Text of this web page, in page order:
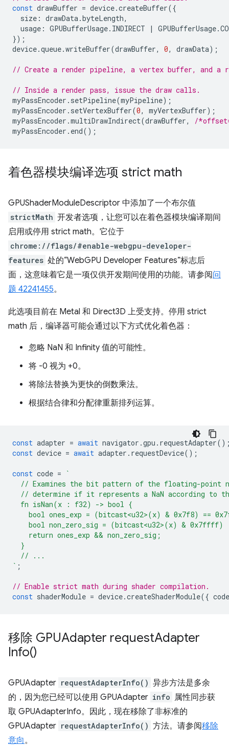
const drawBuffer = device.createBuffer({
size : drawData.byteLength,
usage : GPUBufferUsage. INDIRECT | GPUBufferUsage.
});
device.queue.writeBuffer(drawBuffer, 0, drawData);
// Create a render pipeline, a vertex buffer, and a
// Inside a render pass, issue the draw calls.
myPassEncoder . setPipeline(myPipeline);
myPassEncoder . setVertexBuffer(0, myVertexBuffer);
myPassEncoder .multiDrawIndirect(drawBuffer,
/
myPassEncoder . end();
着色器模块编译选项 strict math
GPUShaderModuleDescriptor 中添加了一个布尔值
strictMath 开发者选项，让您可以在着色器模块编译期间
启用或停用 strict math。它位于
chrome://flags/#enable-webgpu-developer-
features 处的“WebGPU Developer Features”标志后
面，这意味着它是一项仅供开发期间使用的功能。请参阅问
题 42241455。
此选项目前在 Metal 和 Direct3D 上受支持。停用 strict
math 后，编译器可能会通过以下方式优化着色器：
忽略 NaN 和 Infinity 值的可能性。
将 -0 视为 +0。
将除法替换为更快的倒数乘法。
根据结合律和分配律重新排列运算。
const adapter = await navigator .gpu . requestAdapter
const device = await adapter . requestDevice();
const code =
`
// Examines the bit pattern of the floating-point
// determine if it represents a NaN according to
  fn isNan(x : f32) -> bool {
bool ones_exp = (bitcast<u32>(x) & 0x7f8) ==
bool non_zero_sig = (bitcast<u32>(x) & 0x7ffff)
    return ones_exp && non_zero_sig;
  }
  // ...
` ;
// Enable strict math during shader compilation.
const shaderModule = device.createShaderModule({ code
移除 GPUAdapter requestAdapter
Info()
GPUAdapter requestAdapterInfo() 异步方法是多余
的，因为您已经可以使用 GPUAdapter info 属性同步获
取 GPUAdapterInfo。因此，现在移除了非标准的
GPUAdapter requestAdapterInfo() 方法。请参阅移除
意向。